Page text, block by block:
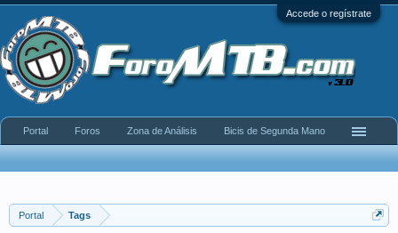
Accede o regístrate
Portal Tags
Portal Foros Zona de Análisis Bicis de Segunda Mano